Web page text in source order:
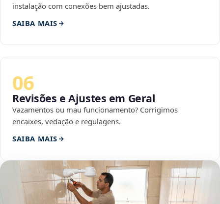
instalação com conexões bem ajustadas.
SAIBA MAIS
06
Revisões e Ajustes em Geral
Vazamentos ou mau funcionamento? Corrigimos
encaixes, vedação e regulagens.
SAIBA MAIS